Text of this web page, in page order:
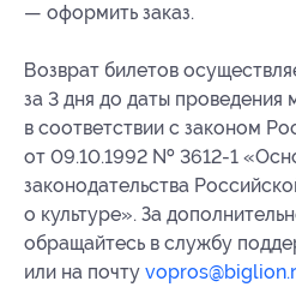
— оформить заказ.
Возврат билетов
за 3 дня до даты проведения
в соответствии с законом
от 09.10.1992 № 3612-1
законодательства
о культуре». За
обращайтесь в службу
или на почту